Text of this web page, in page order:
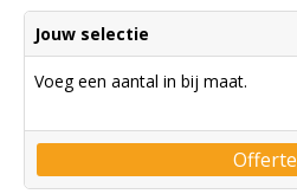
Jouw selectie
Voeg een aantal in bij maat.
Offerte